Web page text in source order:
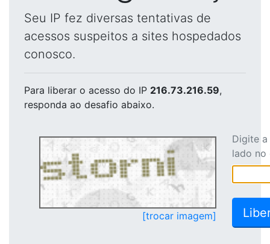
Seu IP fez diversas tentativas de
acessos suspeitos a sites hospedados
conosco.
Para liberar o acesso do IP 216.73.216.59,
responda ao desafio abaixo.
[trocar imagem]
Digite
lado no